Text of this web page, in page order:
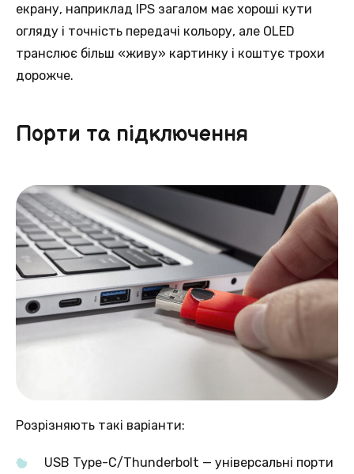
екрану, наприклад IPS загалом має хороші кути
огляду і точність передачі кольору, але OLED
транслює більш «живу» картинку і коштує трохи
дорожче.
Порти та підключення
Розрізняють такі варіанти:
USB Type-C/Thunderbolt — універсальні порти